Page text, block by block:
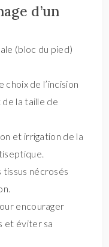
d’un
(bloc du pied)
choix de l’incision
la taille de
et irrigation de la
nécrosés
encourager
et éviter sa